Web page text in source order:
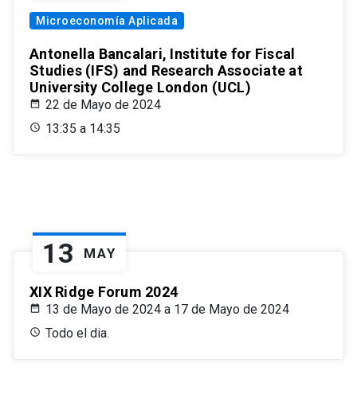
Microeconomía Aplicada
Antonella Bancalari, Institute for Fiscal
Studies (IFS) and Research Associate at
University College London (UCL)
22 de Mayo de 2024
13:35 a 14:35
13 MAY
XIX Ridge Forum 2024
13 de Mayo de 2024 a 17 de Mayo de 2024
Todo el dia.